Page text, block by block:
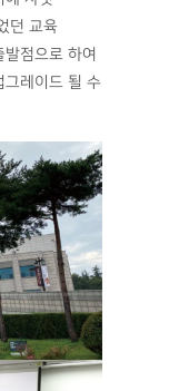
던 교육
점으로 하여
그레이드 될 수